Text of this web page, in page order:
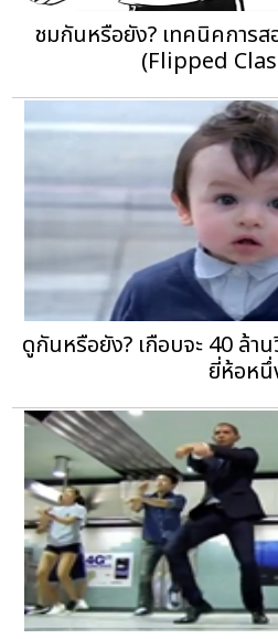
ชมกันหรือยัง? เทคนิคการ
(Flipped
ดูกันหรือยัง? เกือบจะ 40 ล้า
ยี่ห้อหนึ่